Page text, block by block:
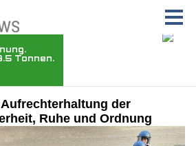
der
Ruhe und Ordnung